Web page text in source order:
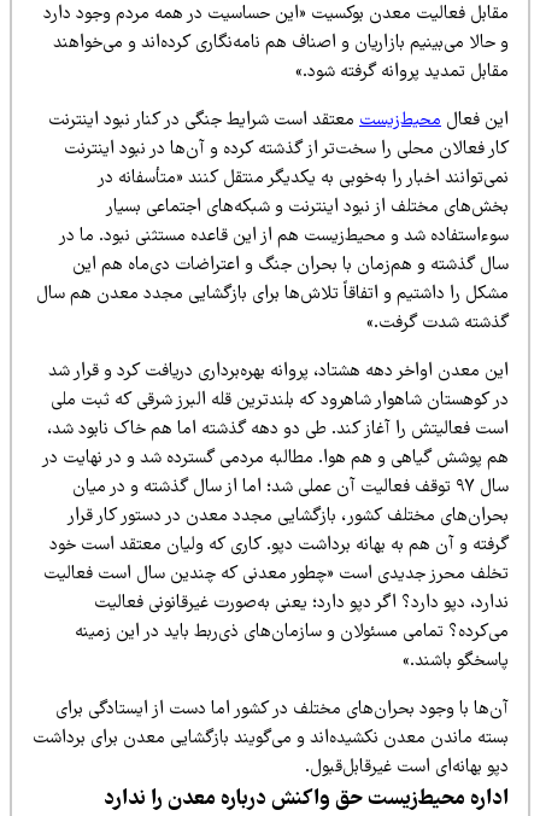
فعالیت معدن بوکسیت «این حساسیت در همه مردم وجود دارد
حالا می‌بینیم بازاریان و اصناف هم نامه‌نگاری کرده‌اند و می‌خواهند
تمدید پروانه گرفته شود.»
فعال محیط‌زیستمعتقد است شرایط جنگی در کنار نبود اینترنت
فعالان محلی را سخت‌تر از گذشته کرده و آن‌ها در نبود اینترنت
اخبار را به‌خوبی به یکدیگر منتقل کنند «متأسفانه در
مختلف از نبود اینترنت و شبکه‌های اجتماعی بسیار
شد و محیط‌زیست هم از این قاعده مستثنی نبود. ما در
گذشته و هم‌زمان با بحران جنگ و اعتراضات دی‌ماه هم این
را داشتیم و اتفاقاً تلاش‌ها برای بازگشایی مجدد معدن هم سال
شدت گرفت.»
معدن اواخر دهه هشتاد، پروانه بهره‌برداری دریافت کرد و قرار شد
کوهستان شاهوار شاهرود که بلندترین قله البرز شرقی که ثبت ملی
فعالیتش را آغاز کند. طی دو دهه گذشته اما هم خاک نابود شد،
پوشش گیاهی و هم هوا. مطالبه مردمی گسترده شد و در نهایت در
سال ۹۷ توقف فعالیت آن عملی شد؛ اما از سال گذشته و در میان
مختلف کشور، بازگشایی مجدد معدن در دستور کار قرار
و آن هم به بهانه برداشت دپو. کاری که ولیان معتقد است خود
محرز جدیدی است «چطور معدنی که چندین سال است فعالیت
دپو دارد؟ اگر دپو دارد؛ یعنی به‌صورت غیرقانونی فعالیت
تمامی مسئولان و سازمان‌های ذی‌ربط باید در این زمینه
باشند.»
با وجود بحران‌های مختلف در کشور اما دست از ایستادگی برای
ماندن معدن نکشیده‌اند و می‌گویند بازگشایی معدن برای برداشت
بهانه‌ای است غیرقابل‌قبول.
محیط‌زیست حق واکنش درباره معدن را ندارد